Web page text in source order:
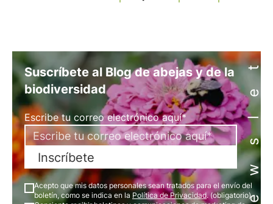
Newsletter
Suscríbete al Blog de abejas y de la
biodiversidad
Escribe tu correo electrónico aquí*
Inscríbete
Acepto que mis datos personales sean tratados para el envío del
boletín, como se indica en la Política de Privacidad. (obligatorio)